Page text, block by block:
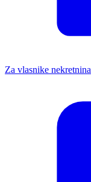
Za vlasnike nekretnina